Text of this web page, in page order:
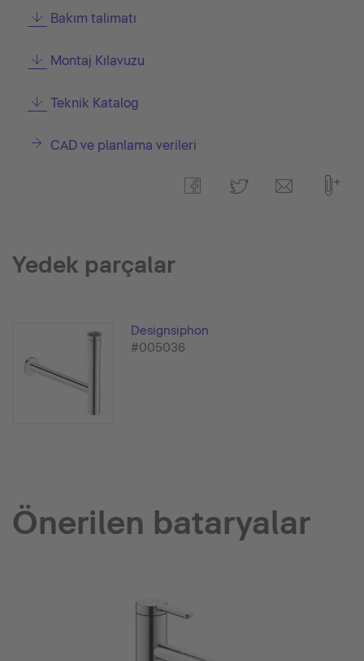
Bakım talimatı
Montaj Kılavuzu
Teknik Katalog
CAD ve planlama verileri
Yedek parçalar
Designsiphon
#005036
Önerilen bataryalar